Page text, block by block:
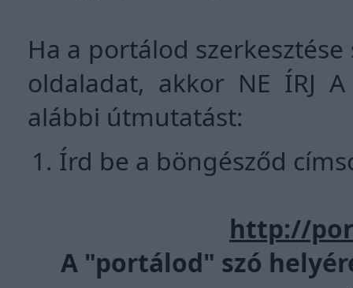
Ha a portálod
oldaladat, akkor NE ÍRJ A
alábbi útmutatást:
Írd be a böngésződ
http://
A "portálod" szó